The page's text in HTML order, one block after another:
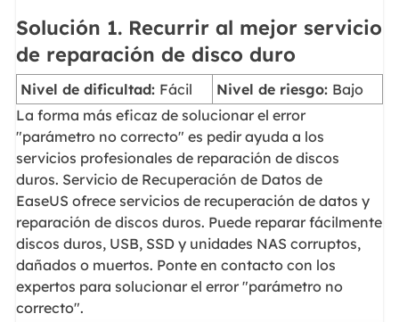
Solución 1. Recurrir al mejor servicio
de reparación de disco duro
Nivel de dificultad: Fácil Nivel de riesgo: Bajo
La forma más eficaz de solucionar el error
"parámetro no correcto" es pedir ayuda a los
servicios profesionales de reparación de discos
duros. Servicio de Recuperación de Datos de
EaseUS ofrece servicios de recuperación de datos y
reparación de discos duros. Puede reparar fácilmente
discos duros, USB, SSD y unidades NAS corruptos,
dañados o muertos. Ponte en contacto con los
expertos para solucionar el error "parámetro no
correcto".